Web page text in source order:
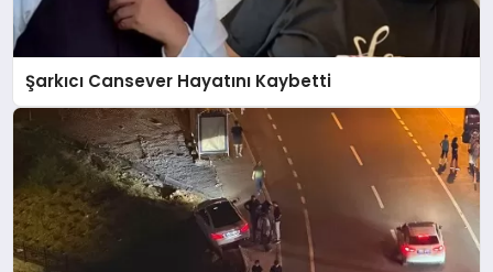
Şarkıcı Cansever Hayatını Kaybetti